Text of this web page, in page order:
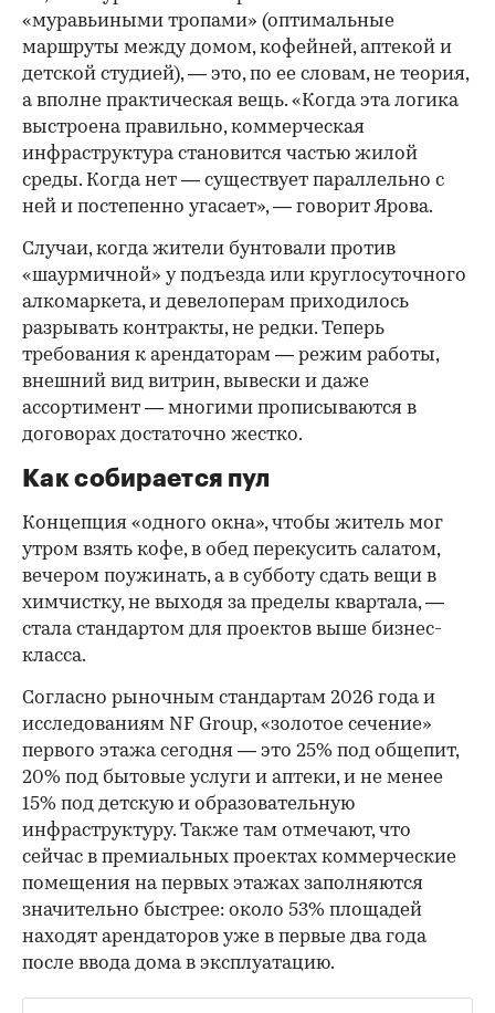
«муравьиными тропами» (оптимальные
маршруты между домом, кофейней, аптекой и
детской студией), — это, по ее словам, не теория,
а вполне практическая вещь. «Когда эта логика
выстроена правильно, коммерческая
инфраструктура становится частью жилой
среды. Когда нет — существует параллельно с
ней и постепенно угасает», — говорит Ярова.
Случаи, когда жители бунтовали против
«шаурмичной» у подъезда или круглосуточного
алкомаркета, и девелоперам приходилось
разрывать контракты, не редки. Теперь
требования к арендаторам — режим работы,
внешний вид витрин, вывески и даже
ассортимент — многими прописываются в
договорах достаточно жестко.
Как собирается пул
Концепция «одного окна», чтобы житель мог
утром взять кофе, в обед перекусить салатом,
вечером поужинать, а в субботу сдать вещи в
химчистку, не выходя за пределы квартала, —
стала стандартом для проектов выше бизнес-
класса.
Согласно рыночным стандартам 2026 года и
исследованиям NF Group, «золотое сечение»
первого этажа сегодня — это 25% под общепит,
20% под бытовые услуги и аптеки, и не менее
15% под детскую и образовательную
инфраструктуру. Также там отмечают, что
сейчас в премиальных проектах коммерческие
помещения на первых этажах заполняются
значительно быстрее: около 53% площадей
находят арендаторов уже в первые два года
после ввода дома в эксплуатацию.